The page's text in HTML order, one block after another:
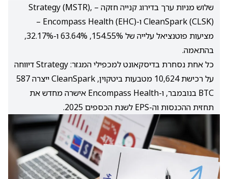
שלוש מניות ערך בדירוג קנייה חזקה – Strategy (MSTR),
CleanSpark (CLSK) ו-Encompass Health (EHC) –
מציעות פוטנציאל עלייה של 154.55%, 63.64% ו-32.17%,
בהתאמה.
כל אחת נסחרת בדיסקאונט למכפילי המגזר: Strategy דיווחה
על רכישת 10,624 מטבעות ביטקוין, CleanSpark ייצרה 587
BTC בנובמבר, ו-Encompass Health אישרה מחדש את
תחזית ההכנסות וה-EPS לשנת הכספים 2025.